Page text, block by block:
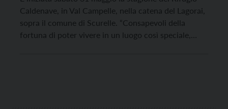
Caldenave, in Val Campelle, nella catena del Lagorai,
sopra il comune di Scurelle. “Consapevoli della
fortuna di poter vivere in un luogo così speciale,